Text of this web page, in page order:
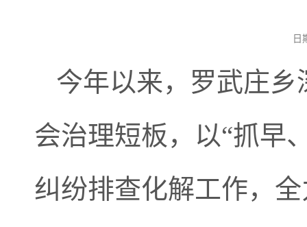
日
今年以来，罗武庄乡
会治理短板，以“抓早
纠纷排查化解工作，